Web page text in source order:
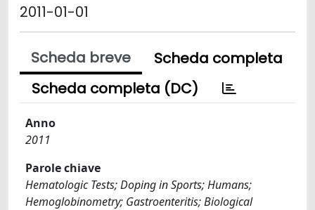
2011-01-01
Scheda breve
Scheda completa
Scheda completa (DC)
Anno
2011
Parole chiave
Hematologic Tests; Doping in Sports; Humans;
Hemoglobinometry; Gastroenteritis; Biological